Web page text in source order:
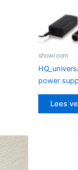
showroom
power
Lees